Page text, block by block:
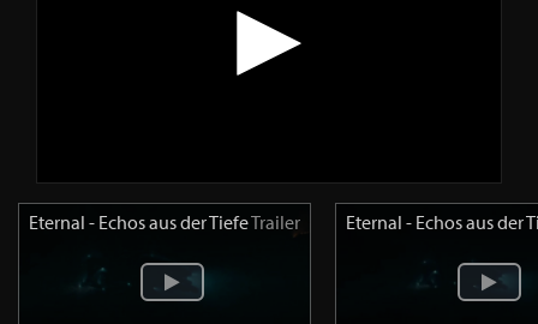
Eternal - Echos aus der TiefeTrailer Eternal - Echos aus der